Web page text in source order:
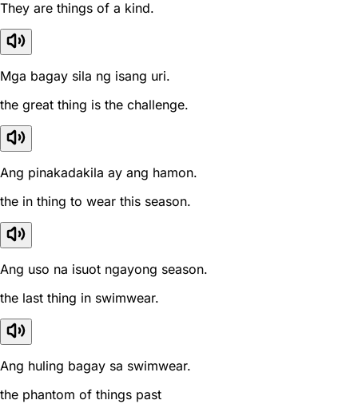
They are things of a kind.
Mga bagay sila ng isang uri.
the great thing is the challenge.
Ang pinakadakila ay ang hamon.
the in thing to wear this season.
Ang uso na isuot ngayong season.
the last thing in swimwear.
Ang huling bagay sa swimwear.
the phantom of things past